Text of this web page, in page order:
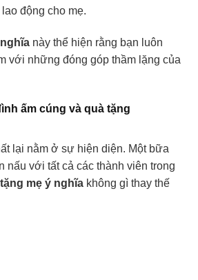
động cho mẹ.
này thể hiện rằng bạn luôn
với những đóng góp thầm lặng của
ấm cúng và quà tặng
lại nằm ở sự hiện diện. Một bữa
nấu với tất cả các thành viên trong
mẹ ý nghĩa không gì thay thế